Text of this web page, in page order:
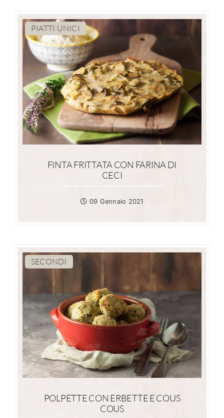
PIATTI UNICI
FINTA FRITTATA CON FARINA DI
CECI
09 Gennaio 2021
SECONDI
POLPETTE CON ERBETTE E COUS
COUS